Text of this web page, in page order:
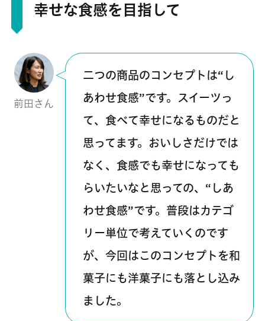
幸せな食感を目指して
前田さん
二つの商品のコンセプトは“し
あわせ食感”です。スイーツっ
て、食べて幸せになるものだと
思ってます。おいしさだけでは
なく、食感でも幸せになっても
らいたいなと思っての、“しあ
わせ食感”です。普段はカテゴ
リー単位で考えていくのです
が、今回はこのコンセプトを和
菓子にも洋菓子にも落とし込み
ました。